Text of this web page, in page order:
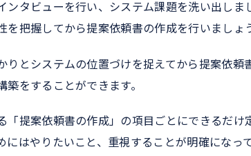
ンタビューを行い、システム課題を洗い出し
を把握してから提案依頼書の作成を行いましょ
りとシステムの位置づけを捉えてから提案依
築をすることができます。
「提案依頼書の作成」の項目ごとにできるだ
にはやりたいこと、重視することが明確になっ